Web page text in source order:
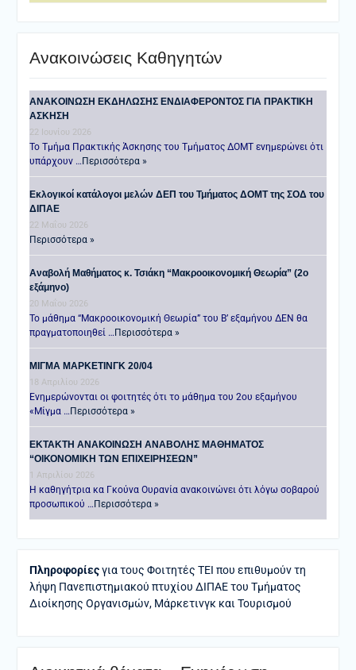
Ανακοινώσεις Καθηγητών
ANAKOINΩΣΗ ΕΚΔΗΛΩΣΗΣ ΕΝΔΙΑΦΕΡΟΝΤΟΣ ΓΙΑ ΠΡΑΚΤΙΚΗ
ΑΣΚΗΣΗ
22 Ιουνίου 2026
Το Τμήμα Πρακτικής Άσκησης του Τμήματος ΔΟΜΤ ενημερώνει ότι
υπάρχουν …Περισσότερα »
Εκλογικοί κατάλογοι μελών ΔΕΠ του Τμήματος ΔΟΜΤ της ΣΟΔ του
ΔΙΠΑΕ
22 Μαΐου 2026
Περισσότερα »
Αναβολή Μαθήματος κ. Τσιάκη “Μακροοικονομική Θεωρία” (2ο
εξάμηνο)
20 Μαΐου 2026
Το μάθημα “Μακροοικονομική Θεωρία” του Β’ εξαμήνου ΔΕΝ θα
πραγματοποιηθεί …Περισσότερα »
ΜΙΓΜΑ ΜΑΡΚΕΤΙΝΓΚ 20/04
18 Απριλίου 2026
Ενημερώνονται οι φοιτητές ότι το μάθημα του 2ου εξαμήνου
«Μίγμα …Περισσότερα »
ΕΚΤΑΚΤΗ ΑΝΑΚΟΙΝΩΣΗ ΑΝΑΒΟΛΗΣ ΜΑΘΗΜΑΤΟΣ
“ΟΙΚΟΝΟΜΙΚΗ ΤΩΝ ΕΠΙΧΕΙΡΗΣΕΩΝ”
1 Απριλίου 2026
Η καθηγήτρια κα Γκούνα Ουρανία ανακοινώνει ότι λόγω σοβαρού
προσωπικού …Περισσότερα »
Πληροφορίεςγια τους Φοιτητές ΤΕΙ που επιθυμούν τη
λήψη Πανεπιστημιακού πτυχίου ΔΙΠΑΕ του Τμήματος
Διοίκησης Οργανισμών, Μάρκετινγκ και Τουρισμού